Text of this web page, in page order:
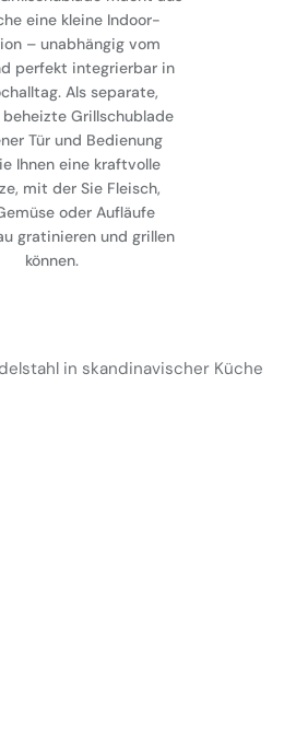
eine kleine Indoor-
– unabhängig vom
perfekt integrierbar in
Als separate,
Grillschublade
Tür und Bedienung
Ihnen eine kraftvolle
mit der Sie Fleisch,
oder Aufläufe
gratinieren und grillen
können.